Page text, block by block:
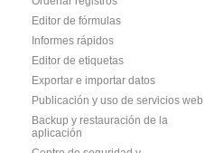
Editor de fórmulas
Informes rápidos
Editor de etiquetas
Exportar e importar datos
Publicación y uso de servicios web
Backup y restauración de la
aplicación